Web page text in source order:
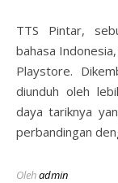
TTS Pintar, sebuah permainan teka-teki silang dalam
bahasa
Playstore.
diunduh oleh
daya tariknya
perbandingan
Olehadmin